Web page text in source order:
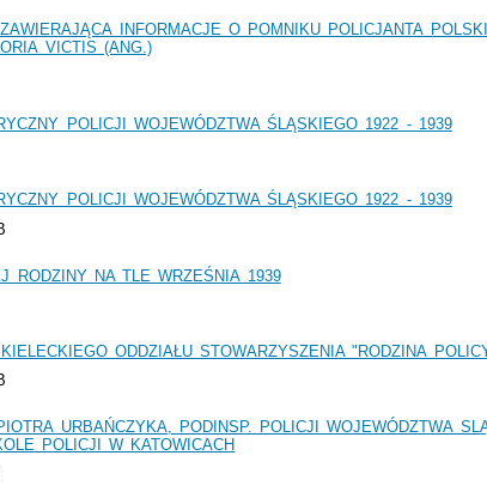
INFORMACJE O POMNIKU POLICJANTA
VICTIS (ANG.)
POLICJI WOJEWÓDZTWA ŚLĄSKIEGO 1922 - 1939
POLICJI WOJEWÓDZTWA ŚLĄSKIEGO 1922 - 1939
RODZINY NA TLE WRZEŚNIA 1939
ODDZIAŁU STOWARZYSZENIA "RODZINA
URBAŃCZYKA, PODINSP. POLICJI WOJEWÓDZTWA
POLICJI W KATOWICACH